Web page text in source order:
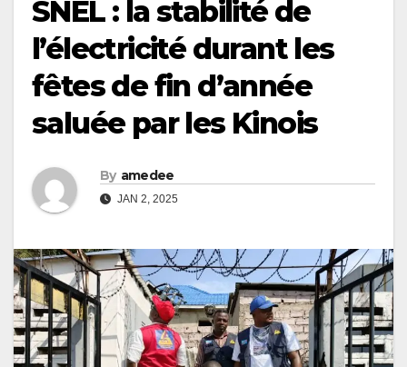
SNEL : la stabilité de
l’électricité durant les
fêtes de fin d’année
saluée par les Kinois
By amedee
JAN 2, 2025